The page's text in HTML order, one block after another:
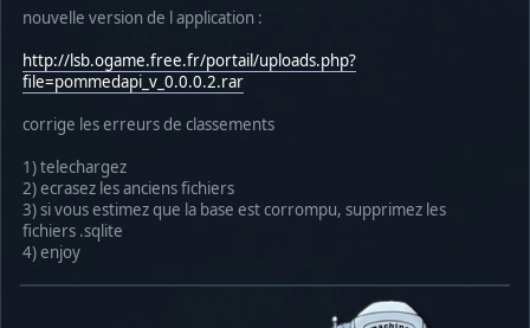
nouvelle version de l application :
http://lsb.ogame.free.fr/portail/uploads.php?
file=pommedapi_v_0.0.0.2.rar
corrige les erreurs de classements
1) telechargez
2) ecrasez les anciens fichiers
3) si vous estimez que la base est corrompu, supprimez les
fichiers .sqlite
4) enjoy